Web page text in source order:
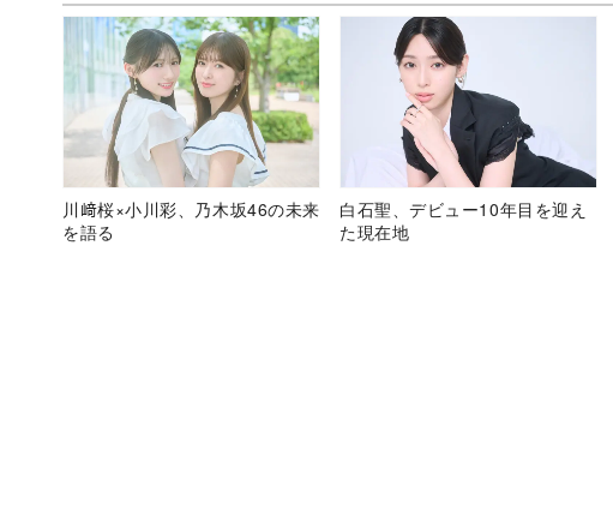
川﨑桜×小川彩、乃木坂46の未来
を語る
白石聖、デビュー10年目を迎え
た現在地